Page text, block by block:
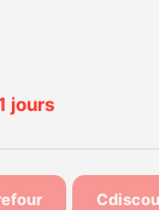
jours